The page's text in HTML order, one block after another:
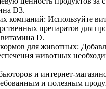
D3.
компаний: Используйте
препаратов для
D.
для животных:
животных
и интернет-
и полезным